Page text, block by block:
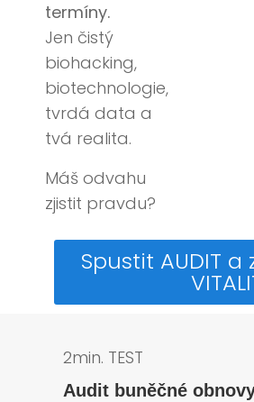
termíny.
Jen čistý
biohacking,
biotechnologie,
tvrdá data a
tvá realita.
Máš odvahu
zjistit pravdu?
Spustit AUDIT
2min. TEST
Audit buněčné